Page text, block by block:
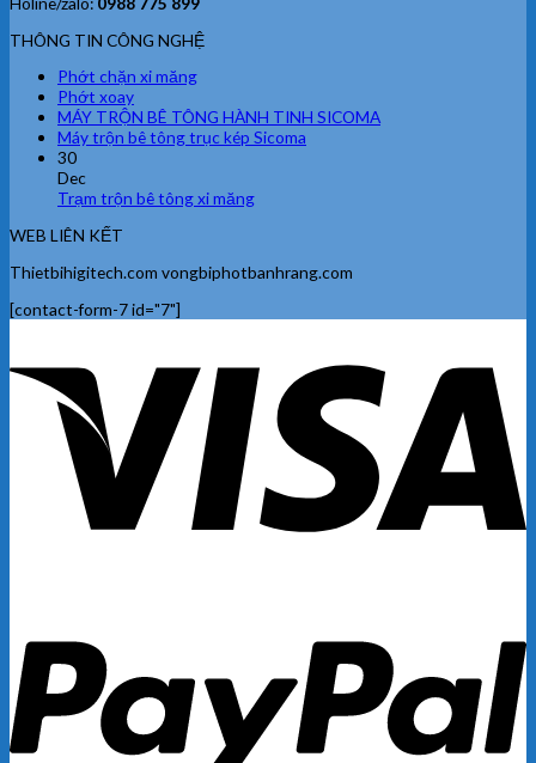
THÔNG TIN CÔNG NGHỆ
Phớt chặn xi măng
Phớt xoay
MÁY TRỘN BÊ TÔNG HÀNH TINH SICOMA
Máy trộn bê tông trục kép Sicoma
30
Dec
Trạm trộn bê tông xi măng
WEB LIÊN KẾT
Thietbihigitech.com vongbiphotbanhrang.com
[contact-form-7 id="7"]